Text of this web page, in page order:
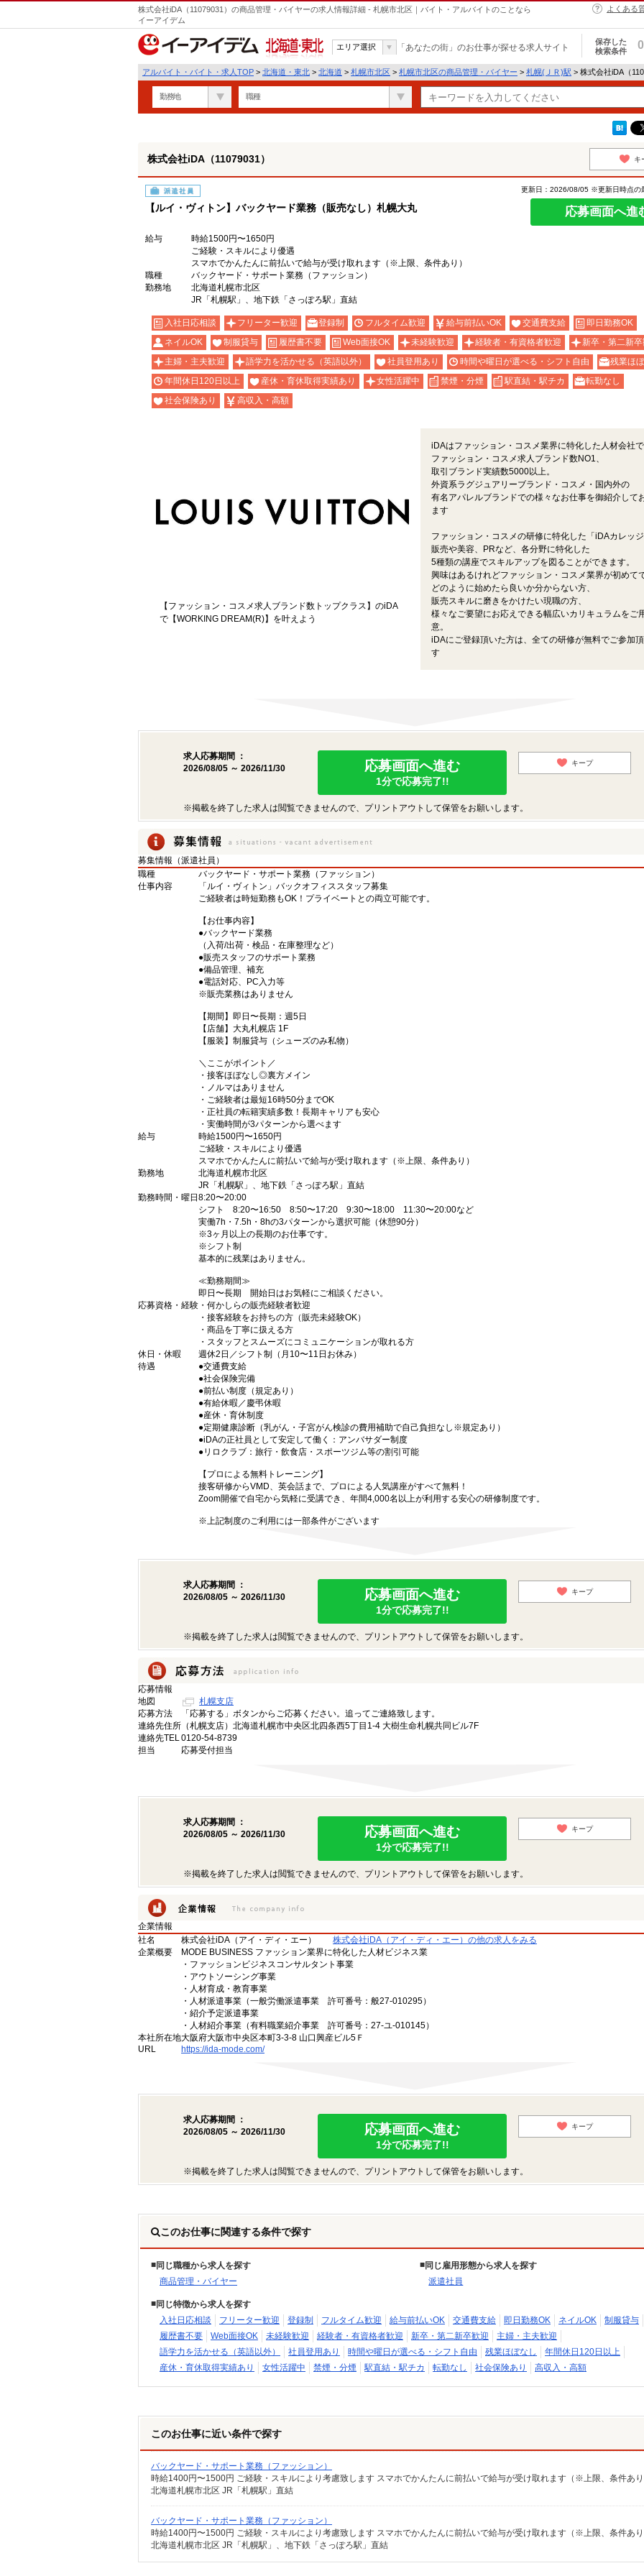
株式会社iDA（11079031）の商品管理・バイヤーの求人情報詳細 - 札幌市北区｜バイト・アルバイトのことなら
イーアイデム
よくある
北海道・東北
エリア選択 「あなたの街」のお仕事が探せる求人サイト
保存した
検索条件
0
アルバイト・バイト・求人TOP > 北海道・東北 > 北海道 > 札幌市北区 > 札幌市北区の商品管理・バイヤー > 札幌(ＪＲ)駅 > 株式会社iDA（
勤務地 職種
株式会社iDA（11079031） キ
派遣社員
【ルイ・ヴィトン】バックヤード業務（販売なし）札幌大丸
更新日：2026/08/05 ※更新日時点の
応募画面へ進
給与
時給1500円〜1650円
ご経験・スキルにより優遇
スマホでかんたんに前払いで給与が受け取れます（※上限、条件あり）
職種
バックヤード・サポート業務（ファッション）
勤務地
北海道札幌市北区
JR「札幌駅」、地下鉄「さっぽろ駅」直結
入社日応相談 フリーター歓迎 登録制 フルタイム歓迎 給与前払いOK 交通費支給
即日勤務OK
ネイルOK
制服貸与 履歴書不要 Web面接OK 未経験歓迎 経験者・有資格者歓迎
新卒・第二新卒
主婦・主夫歓迎
語学力を活かせる（英語以外） 社員登用あり 時間や曜日が選べる・シフト自由
残業ほ
年間休日120日以上
産休・育休取得実績あり 女性活躍中 禁煙・分煙 駅直結・駅チカ
転勤なし
社会保険あり
高収入・高額
【ファッション・コスメ求人ブランド数トップクラス】のiDA
で【WORKING DREAM(R)】を叶えよう
iDAはファッション・コスメ業界に特化した人材会社で
ファッション・コスメ求人ブランド数NO1、
取引ブランド実績数5000以上。
外資系ラグジュアリーブランド・コスメ・国内外の
有名アパレルブランドでの様々なお仕事を御紹介して
ます
ファッション・コスメの研修に特化した「iDAカレッジ
販売や美容、PRなど、各分野に特化した
5種類の講座でスキルアップを図ることができます。
興味はあるけれどファッション・コスメ業界が初めて
どのように始めたら良いか分からない方、
販売スキルに磨きをかけたい現職の方、
様々なご要望にお応えできる幅広いカリキュラムをご
意。
iDAにご登録頂いた方は、全ての研修が無料でご参加頂
す
求人応募期間 ：
2026/08/05 ～ 2026/11/30
応募画面へ進む
1分で応募完了!!
キープ
※掲載を終了した求人は閲覧できませんので、プリントアウトして保管をお願いします。
募集情報（派遣社員）
職種
バックヤード・サポート業務（ファッション）
仕事内容
「ルイ・ヴィトン」バックオフィススタッフ募集
ご経験者は時短勤務もOK！プライベートとの両立可能です。
【お仕事内容】
●バックヤード業務
（入荷/出荷・検品・在庫整理など）
●販売スタッフのサポート業務
●備品管理、補充
●電話対応、PC入力等
※販売業務はありません
【期間】即日〜長期：週5日
【店舗】大丸札幌店 1F
【服装】制服貸与（シューズのみ私物）
＼ここがポイント／
・接客ほぼなし◎裏方メイン
・ノルマはありません
・ご経験者は最短16時50分までOK
・正社員の転籍実績多数！長期キャリアも安心
・実働時間が3パターンから選べます
給与
時給1500円〜1650円
ご経験・スキルにより優遇
スマホでかんたんに前払いで給与が受け取れます（※上限、条件あり）
勤務地
北海道札幌市北区
JR「札幌駅」、地下鉄「さっぽろ駅」直結
勤務時間・曜日 8:20〜20:00
シフト 8:20〜16:50 8:50〜17:20 9:30〜18:00 11:30〜20:00など
実働7h・7.5h・8hの3パターンから選択可能（休憩90分）
※3ヶ月以上の長期のお仕事です。
※シフト制
基本的に残業はありません。
≪勤務期間≫
即日〜長期 開始日はお気軽にご相談ください。
応募資格・経験 ・何かしらの販売経験者歓迎
・接客経験をお持ちの方（販売未経験OK）
・商品を丁寧に扱える方
・スタッフとスムーズにコミュニケーションが取れる方
休日・休暇
週休2日／シフト制（月10〜11日お休み）
待遇
●交通費支給
●社会保険完備
●前払い制度（規定あり）
●有給休暇／慶弔休暇
●産休・育休制度
●定期健康診断（乳がん・子宮がん検診の費用補助で自己負担なし※規定あり）
●iDAの正社員として安定して働く：アンバサダー制度
●リロクラブ：旅行・飲食店・スポーツジム等の割引可能
【プロによる無料トレーニング】
接客研修からVMD、英会話まで、プロによる人気講座がすべて無料！
Zoom開催で自宅から気軽に受講でき、年間4,000名以上が利用する安心の研修制度です。
※上記制度のご利用には一部条件がございます
求人応募期間 ：
2026/08/05 ～ 2026/11/30
応募画面へ進む
1分で応募完了!!
キープ
※掲載を終了した求人は閲覧できませんので、プリントアウトして保管をお願いします。
応募情報
地図
札幌支店
応募方法
「応募する」ボタンからご応募ください。追ってご連絡致します。
連絡先住所 （札幌支店）北海道札幌市中央区北四条西5丁目1-4 大樹生命札幌共同ビル7F
連絡先TEL0120-54-8739
担当
応募受付担当
求人応募期間 ：
2026/08/05 ～ 2026/11/30
応募画面へ進む
1分で応募完了!!
キープ
※掲載を終了した求人は閲覧できませんので、プリントアウトして保管をお願いします。
企業情報
社名
株式会社iDA（アイ・ディ・エー）
株式会社iDA（アイ・ディ・エー）の他の求人をみる
企業概要
MODE BUSINESS ファッション業界に特化した人材ビジネス業
・ファッションビジネスコンサルタント事業
・アウトソーシング事業
・人材育成・教育事業
・人材派遣事業（一般労働派遣事業 許可番号：般27-010295）
・紹介予定派遣事業
・人材紹介事業（有料職業紹介事業 許可番号：27-ユ-010145）
本社所在地大阪府大阪市中央区本町3-3-8 山口興産ビル5Ｆ
URL
https://ida-mode.com/
求人応募期間 ：
2026/08/05 ～ 2026/11/30
応募画面へ進む
1分で応募完了!!
キープ
※掲載を終了した求人は閲覧できませんので、プリントアウトして保管をお願いします。
このお仕事に関連する条件で探す
同じ職種から求人を探す
商品管理・バイヤー
同じ雇用形態から求人を探す
派遣社員
同じ特徴から求人を探す
入社日応相談
フリーター歓迎 登録制 フルタイム歓迎 給与前払いOK 交通費支給 即日勤務OK ネイルOK
制服貸与
履歴書不要
Web面接OK 未経験歓迎 経験者・有資格者歓迎 新卒・第二新卒歓迎
主婦・主夫歓迎
語学力を活かせる（英語以外）
社員登用あり 時間や曜日が選べる・シフト自由 残業ほぼなし
年間休日120日以上
産休・育休取得実績あり
女性活躍中 禁煙・分煙 駅直結・駅チカ 転勤なし 社会保険あり 高収入・高額
このお仕事に近い条件で探す
バックヤード・サポート業務（ファッション）
時給1400円〜1500円 ご経験・スキルにより考慮致します スマホでかんたんに前払いで給与が受け取れます（※上限、条件あり
北海道札幌市北区 JR「札幌駅」直結
バックヤード・サポート業務（ファッション）
時給1400円〜1500円 ご経験・スキルにより考慮致します スマホでかんたんに前払いで給与が受け取れます（※上限、条件あり
北海道札幌市北区 JR「札幌駅」、地下鉄「さっぽろ駅」直結